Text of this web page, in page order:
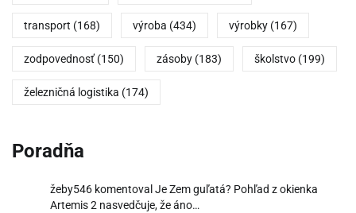
transport (168) výroba (434) výrobky (167)
zodpovednosť (150) zásoby (183) školstvo (199)
železničná logistika (174)
Poradňa
žeby546 komentoval Je Zem guľatá? Pohľad z okienka
Artemis 2 nasvedčuje, že áno…